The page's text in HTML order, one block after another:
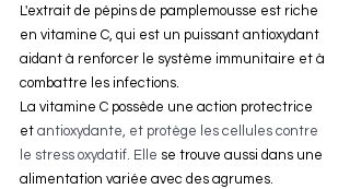
L'extrait de pépins de pamplemousse est riche
en vitamine C, qui est un puissant antioxydant
aidant à renforcer le système immunitaire et à
combattre les infections.
La vitamine C possède une action protectrice
et antioxydante, et protège les cellules contre
le stress oxydatif. Elle se trouve aussi dans une
alimentation variée avec des agrumes.